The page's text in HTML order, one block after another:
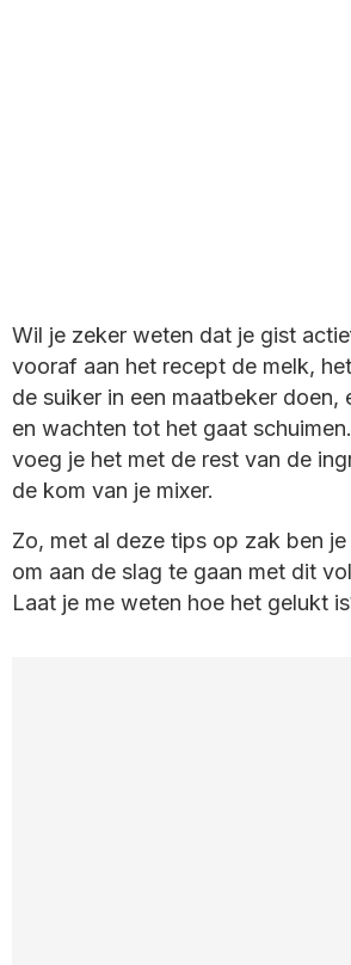
Wil je zeker weten dat je gist
vooraf aan het recept de melk,
de suiker in een maatbeker doen,
en wachten tot het gaat
voeg je het met de rest van de
de kom van je mixer.
Zo, met al deze tips op zak ben je
om aan de slag te gaan met dit
Laat je me weten hoe het gelukt